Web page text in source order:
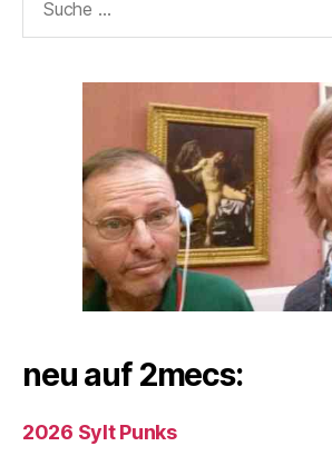
nach:
neu auf 2mecs:
2026 Sylt Punks